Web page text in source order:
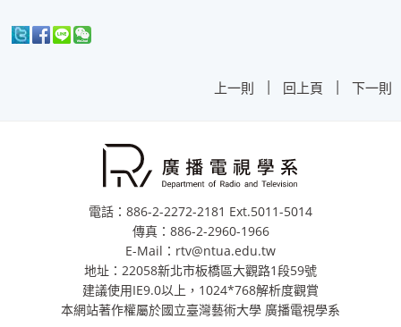
上一則 | 回上頁 | 下一則
電話：886-2-2272-2181 Ext.5011-5014
傳真：886-2-2960-1966
E-Mail：rtv@ntua.edu.tw
地址：22058新北市板橋區大觀路1段59號
建議使用IE9.0以上，1024*768解析度觀賞
本網站著作權屬於國立臺灣藝術大學 廣播電視學系